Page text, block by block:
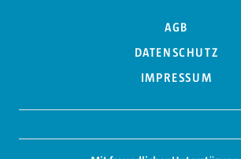
AGB
DATENSCHUTZ
IMPRESSUM